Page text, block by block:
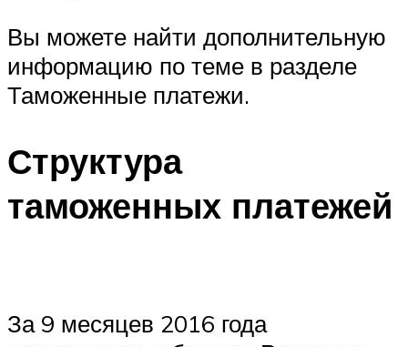
Вы можете найти дополнительную
информацию по теме в разделе
Таможенные платежи.
Структура
таможенных платежей
За 9 месяцев 2016 года